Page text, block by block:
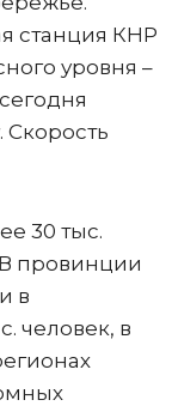
станция КНР
уровня –
30 тыс.
провинции
в
человек, в